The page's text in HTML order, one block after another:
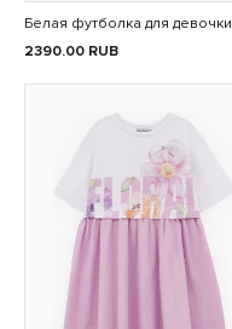
Белая футболка для девочки
2390.00 RUB